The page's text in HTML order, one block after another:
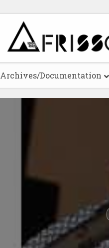
Archives/Documentation